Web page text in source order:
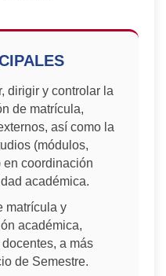
dirigir y controlar la
de matrícula,
así como la
(módulos,
coordinación
académica.
matrícula y
académica,
a más
de Semestre.